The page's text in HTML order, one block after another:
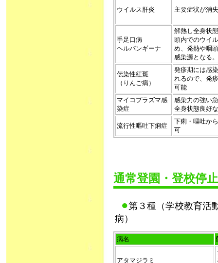
ウイルス肝炎 主要症状が消
手足口病
ヘルパンギーナ
解熱し全身状
頭内でのウイ
め、発熱や咽
感染源となる。
伝染性紅斑
（りんご病）
発疹期には感
れるので、発
可能
マイコプラズマ感
染症
感染力の強い
全身状態良好
流行性嘔吐下痢症
下痢・嘔吐か
可
通常登園・登校停
●第３種（学校教育活
病）
病名
アタマジラミ